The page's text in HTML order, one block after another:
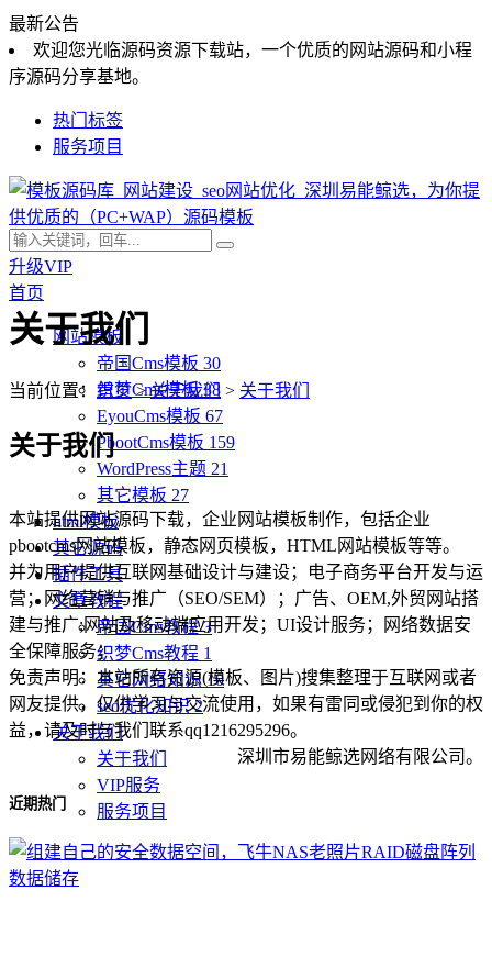
最新公告
欢迎您光临源码资源下载站，一个优质的网站源码和小程
序源码分享基地。
热门标签
服务项目
升级VIP
首页
网站模板
帝国Cms模板 30
织梦Cms模板38
EyouCms模板 67
PbootCms模板 159
WordPress主题 21
其它模板 27
html模板
其它源码
插件工具
文章教程
帝国Cms教程3
织梦Cms教程 1
其它网络知识10
seo优化知识2
关于我们
关于我们
VIP服务
服务项目
关于我们
当前位置： 首页>关于我们 > 关于我们
关于我们
本站提供网站源码下载，企业网站模板制作，包括企业
pbootcms网站模板，静态网页模板，HTML网站模板等等。
并为用户提供互联网基础设计与建设；电子商务平台开发与运
营；网络营销与推广（SEO/SEM）；广告、OEM,外贸网站搭
建与推广;网站及移动端应用开发；UI设计服务；网络数据安
全保障服务；
免责声明：本站所有资源(模板、图片)搜集整理于互联网或者
网友提供，仅供学习与交流使用，如果有雷同或侵犯到你的权
益，请及时与我们联系qq1216295296。
深圳市易能鲸选网络有限公司。
近期热门